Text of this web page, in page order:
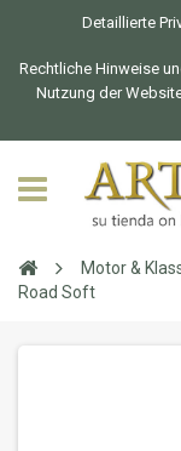
Detaillierte
Rechtliche Hinweise
Nutzung der
Motor &
Road Soft